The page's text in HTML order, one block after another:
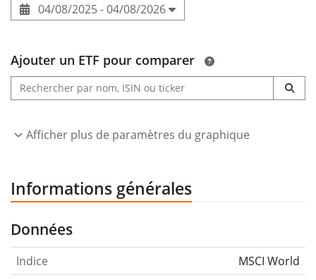
04/08/2025 - 04/08/2026
Ajouter un ETF pour comparer
Afficher plus de paramètres du graphique
Informations générales
Données
Indice MSCI World